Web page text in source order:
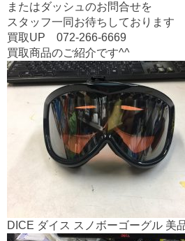
またはダッシュのお問合せを
スタッフ一同お待ちしております
買取UP 072-266-6669
買取商品のご紹介です^^
DICE ダイス スノボーゴーグル 美